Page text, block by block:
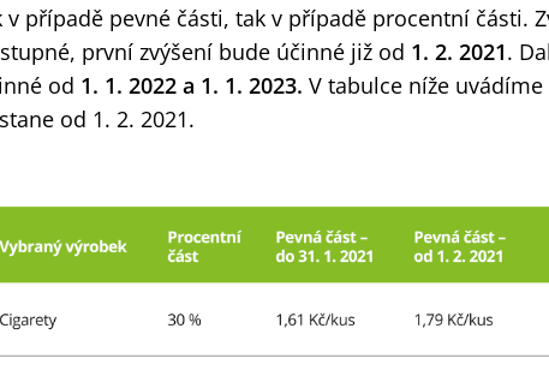
v případě pevné části, tak v případě procentní části.
první zvýšení bude účinné již od 1. 2. 2021.
od 1. 1. 2022 a 1. 1. 2023. V tabulce níže
od 1. 2. 2021.